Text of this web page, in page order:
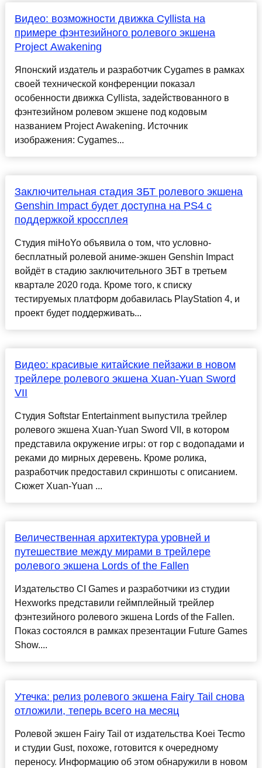
Видео: возможности движка Cyllista на
примере фэнтезийного ролевого экшена
Project Awakening
Японский издатель и разработчик Cygames в рамках
своей технической конференции показал
особенности движка Cyllista, задействованного в
фэнтезийном ролевом экшене под кодовым
названием Project Awakening. Источник
изображения: Cygames...
Заключительная стадия ЗБТ ролевого экшена
Genshin Impact будет доступна на PS4 с
поддержкой кроссплея
Студия miHoYo объявила о том, что условно-
бесплатный ролевой аниме-экшен Genshin Impact
войдёт в стадию заключительного ЗБТ в третьем
квартале 2020 года. Кроме того, к списку
тестируемых платформ добавилась PlayStation 4, и
проект будет поддерживать...
Видео: красивые китайские пейзажи в новом
трейлере ролевого экшена Xuan-Yuan Sword
VII
Студия Softstar Entertainment выпустила трейлер
ролевого экшена Xuan-Yuan Sword VII, в котором
представила окружение игры: от гор с водопадами и
реками до мирных деревень. Кроме ролика,
разработчик предоставил скриншоты с описанием.
Сюжет Xuan-Yuan ...
Величественная архитектура уровней и
путешествие между мирами в трейлере
ролевого экшена Lords of the Fallen
Издательство CI Games и разработчики из студии
Hexworks представили геймплейный трейлер
фэнтезийного ролевого экшена Lords of the Fallen.
Показ состоялся в рамках презентации Future Games
Show....
Утечка: релиз ролевого экшена Fairy Tail снова
отложили, теперь всего на месяц
Ролевой экшен Fairy Tail от издательства Koei Tecmo
и студии Gust, похоже, готовится к очередному
переносу. Информацию об этом обнаружили в новом